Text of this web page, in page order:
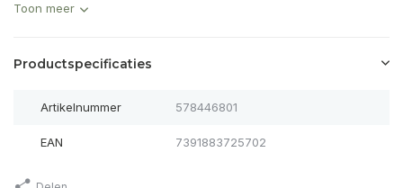
Toon meer
Productspecificaties
Artikelnummer 578446801
EAN 7391883725702